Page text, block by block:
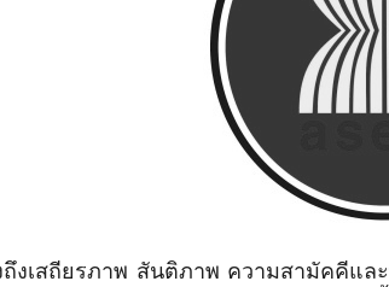
ถึงเสถียรภาพ สันติภาพ ความสามัคคีแ